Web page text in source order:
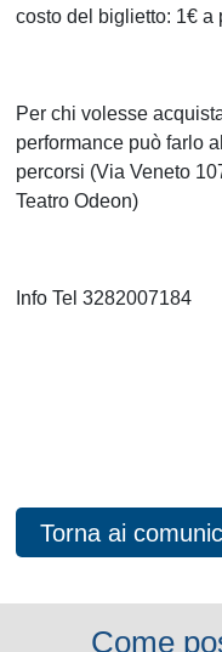
costo del biglietto: 1€ a
Per chi volesse
performance può farlo
percorsi (Via Veneto
Teatro Odeon)
Info Tel 3282007184
Torna ai
Come